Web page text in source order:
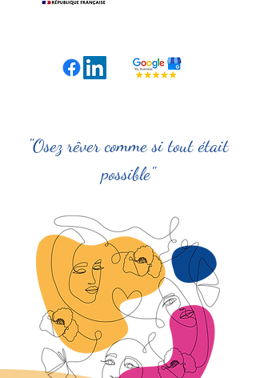
"Osez rêver comme si tout était
possible"